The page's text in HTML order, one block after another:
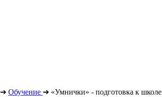
➔ Обучение ➔ «Умнички» - подготовка к школе